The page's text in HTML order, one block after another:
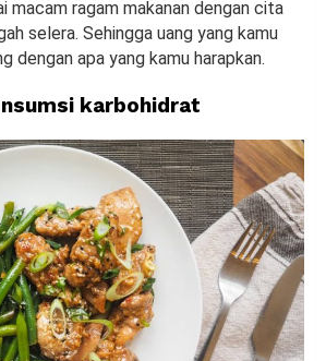
macam ragam makanan dengan cita
selera. Sehingga uang yang kamu
dengan apa yang kamu harapkan.
karbohidrat